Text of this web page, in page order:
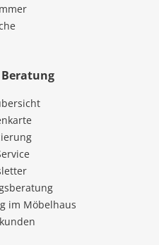
Beratung
im Möbelhaus